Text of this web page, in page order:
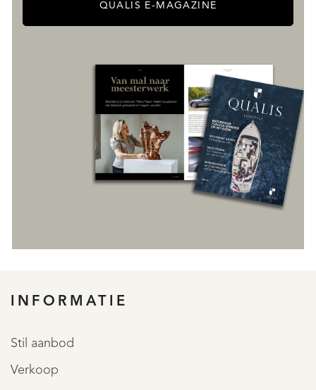
QUALIS E-MAGAZINE
INFORMATIE
Stil aanbod
Verkoop